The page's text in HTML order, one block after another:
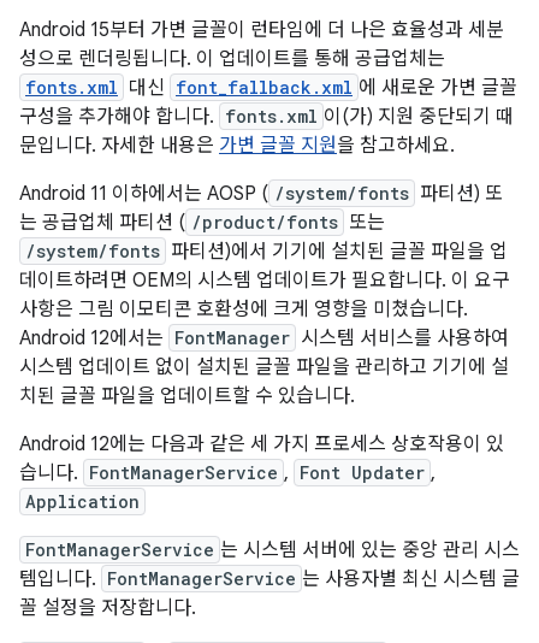
Android 15부터 가변 글꼴이 런타임에 더 나은 효율성과 세분
성으로 렌더링됩니다. 이 업데이트를 통해 공급업체는
fonts.xml 대신 font_fallback.xml 에 새로운 가변 글꼴
구성을 추가해야 합니다. fonts.xml 이(가) 지원 중단되기 때
문입니다. 자세한 내용은 가변 글꼴 지원을 참고하세요.
Android 11 이하에서는 AOSP ( /system/fonts 파티션) 또
는 공급업체 파티션 ( /product/fonts 또는
/system/fonts 파티션)에서 기기에 설치된 글꼴 파일을 업
데이트하려면 OEM의 시스템 업데이트가 필요합니다. 이 요구
사항은 그림 이모티콘 호환성에 크게 영향을 미쳤습니다.
Android 12에서는 FontManager 시스템 서비스를 사용하여
시스템 업데이트 없이 설치된 글꼴 파일을 관리하고 기기에 설
치된 글꼴 파일을 업데이트할 수 있습니다.
Android 12에는 다음과 같은 세 가지 프로세스 상호작용이 있
습니다. FontManagerService , Font Updater ,
Application
FontManagerService 는 시스템 서버에 있는 중앙 관리 시스
템입니다. FontManagerService 는 사용자별 최신 시스템 글
꼴 설정을 저장합니다.